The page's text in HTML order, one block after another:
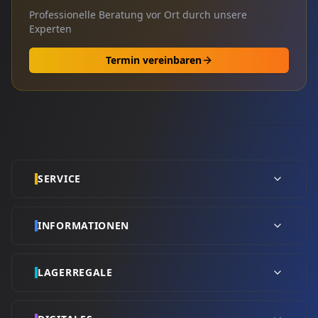
Professionelle Beratung vor Ort durch unsere
Experten
Termin vereinbaren
SERVICE
INFORMATIONEN
LAGERREGALE